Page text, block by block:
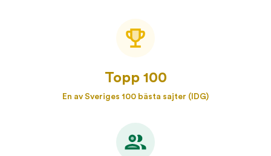
Topp 100
En av Sveriges 100 bästa sajter (IDG)